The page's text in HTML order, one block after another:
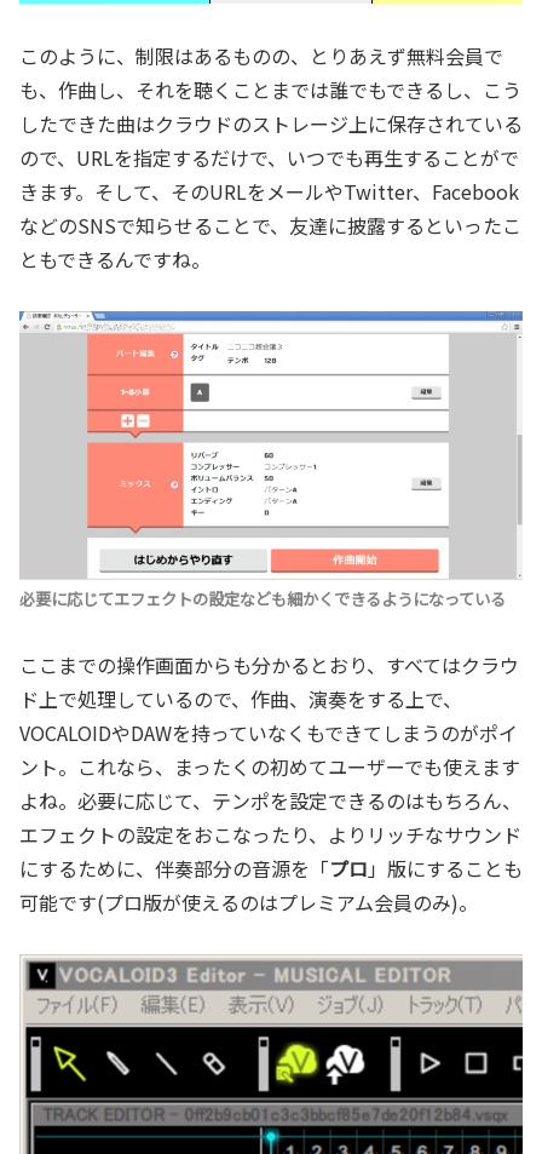
このように、制限はあるものの、とりあえず無料会員で
も、作曲し、それを聴くことまでは誰でもできるし、こう
したできた曲はクラウドのストレージ上に保存されている
ので、URLを指定するだけで、いつでも再生することがで
きます。そして、そのURLをメールやTwitter、Facebook
などのSNSで知らせることで、友達に披露するといったこ
ともできるんですね。
必要に応じてエフェクトの設定なども細かくできるようになっている
ここまでの操作画面からも分かるとおり、すべてはクラウ
ド上で処理しているので、作曲、演奏をする上で、
VOCALOIDやDAWを持っていなくもできてしまうのがポイ
ント。これなら、まったくの初めてユーザーでも使えます
よね。必要に応じて、テンポを設定できるのはもちろん、
エフェクトの設定をおこなったり、よりリッチなサウンド
にするために、伴奏部分の音源を「プロ 」版にすることも
可能です(プロ版が使えるのはプレミアム会員のみ)。